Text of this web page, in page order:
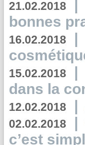
21.02.2018 |
bonnes
16.02.2018 |
15.02.2018 |
dans la
12.02.2018 |
02.02.2018 |
c’est